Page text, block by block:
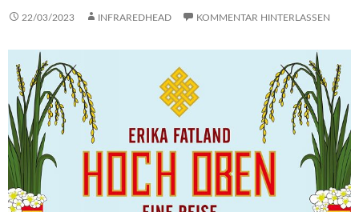
22/03/2023 INFRAREDHEAD KOMMENTAR HINTERLASSEN